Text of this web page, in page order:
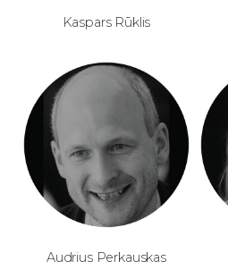
Kaspars Rūklis
Audrius Perkauskas